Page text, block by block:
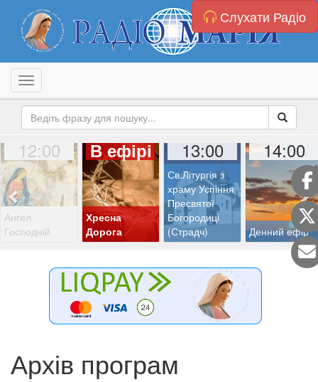
Слухати Радіо
Toggle navigation
12:00
Ангел
Господній
В ефірі
Хресна
Дорога
13:00
Св.Літургія з
храму Успіння
Пресвятої
Богородиці
(Страдч)
14:00
Денний ефір
Архів програм